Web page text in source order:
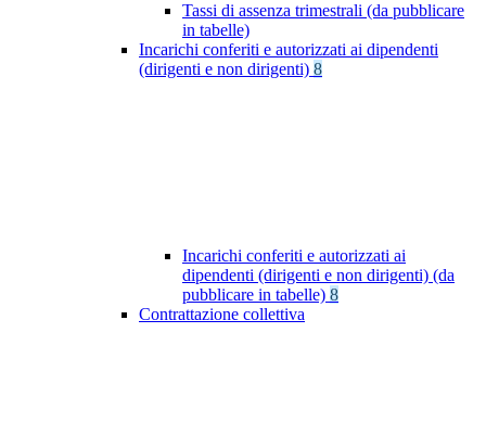
Tassi di assenza trimestrali (da pubblicare
in tabelle)
Incarichi conferiti e autorizzati ai dipendenti
(dirigenti e non dirigenti) 8
Incarichi conferiti e autorizzati ai
dipendenti (dirigenti e non dirigenti) (da
pubblicare in tabelle) 8
Contrattazione collettiva